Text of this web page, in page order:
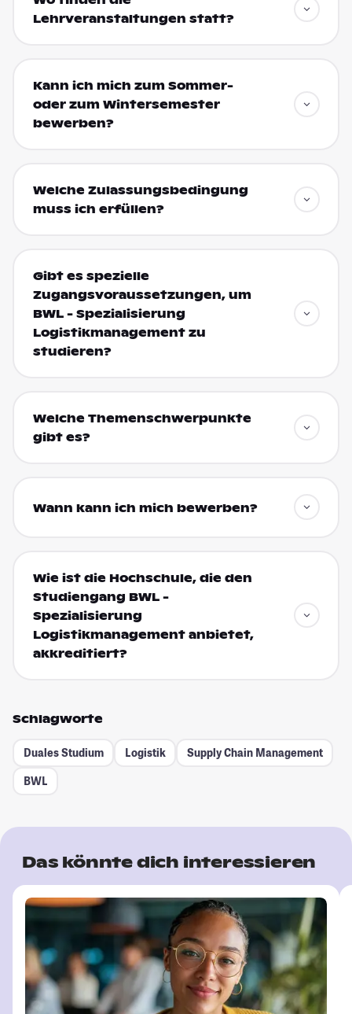
Lehrveranstaltungen statt?
Kann ich mich zum Sommer-
oder zum Wintersemester
bewerben?
Welche Zulassungsbedingung
muss ich erfüllen?
Gibt es spezielle
Zugangsvoraussetzungen, um
BWL - Spezialisierung
Logistikmanagement zu
studieren?
Welche Themenschwerpunkte
gibt es?
Wann kann ich mich bewerben?
Wie ist die Hochschule, die den
Studiengang BWL -
Spezialisierung
Logistikmanagement anbietet,
akkreditiert?
Schlagworte
Duales Studium Logistik
Supply Chain Management
BWL
Das könnte dich interessieren